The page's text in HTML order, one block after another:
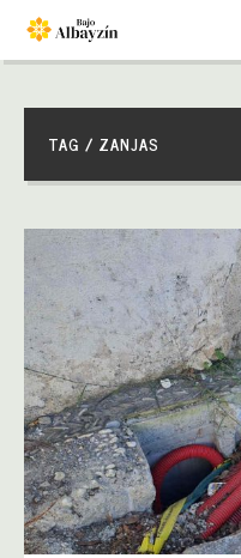
TAG / ZANJAS